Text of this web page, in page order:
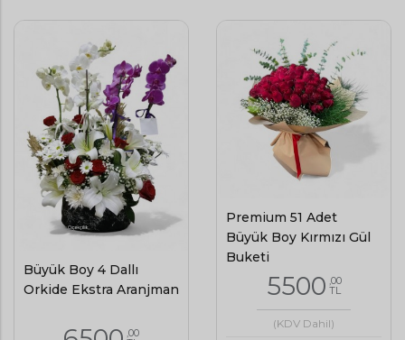
Büyük Boy 4 Dallı
Orkide Ekstra Aranjman
,00
Premium 51 Adet
Büyük Boy Kırmızı Gül
Buketi
5500 ,00
TL
(KDV Dahil)